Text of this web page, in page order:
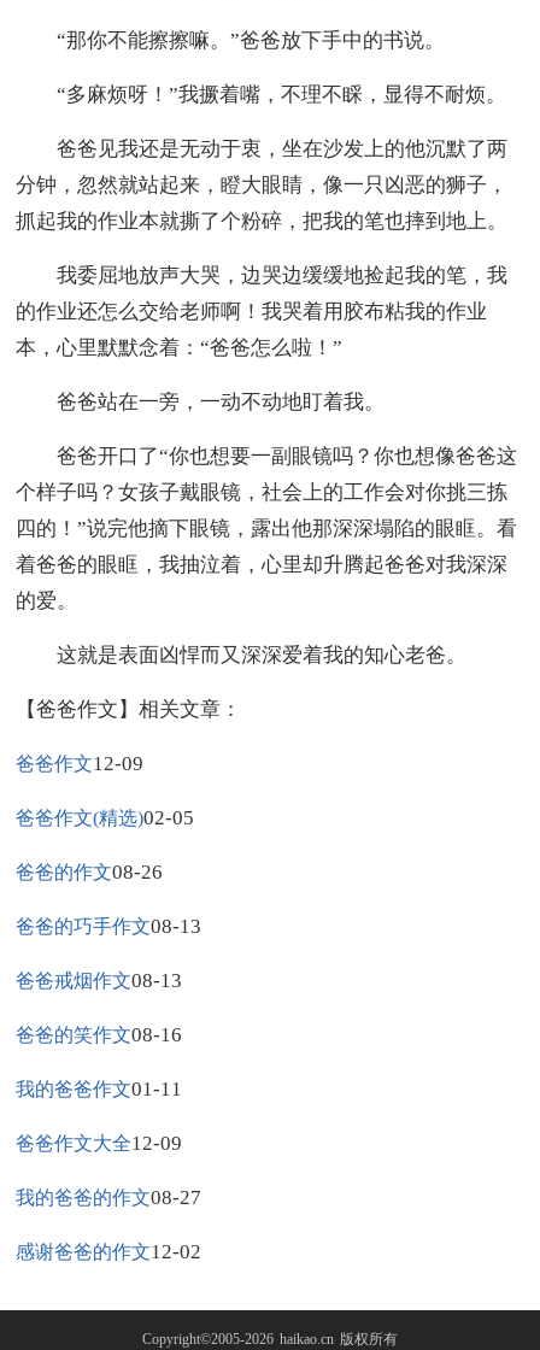
“那你不能擦擦嘛。”爸爸放下手中的书说。
“多麻烦呀！”我撅着嘴，不理不睬，显得不耐烦。
爸爸见我还是无动于衷，坐在沙发上的他沉默了两
分钟，忽然就站起来，瞪大眼睛，像一只凶恶的狮子，
抓起我的作业本就撕了个粉碎，把我的笔也摔到地上。
我委屈地放声大哭，边哭边缓缓地捡起我的笔，我
的作业还怎么交给老师啊！我哭着用胶布粘我的作业
本，心里默默念着：“爸爸怎么啦！”
爸爸站在一旁，一动不动地盯着我。
爸爸开口了“你也想要一副眼镜吗？你也想像爸爸这
个样子吗？女孩子戴眼镜，社会上的工作会对你挑三拣
四的！”说完他摘下眼镜，露出他那深深塌陷的眼眶。看
着爸爸的眼眶，我抽泣着，心里却升腾起爸爸对我深深
的爱。
这就是表面凶悍而又深深爱着我的知心老爸。
【爸爸作文】相关文章：
爸爸作文12-09
爸爸作文(精选)02-05
爸爸的作文08-26
爸爸的巧手作文08-13
爸爸戒烟作文08-13
爸爸的笑作文08-16
我的爸爸作文01-11
爸爸作文大全12-09
我的爸爸的作文08-27
感谢爸爸的作文12-02
Copyright©2005-2026 haikao.cn 版权所有